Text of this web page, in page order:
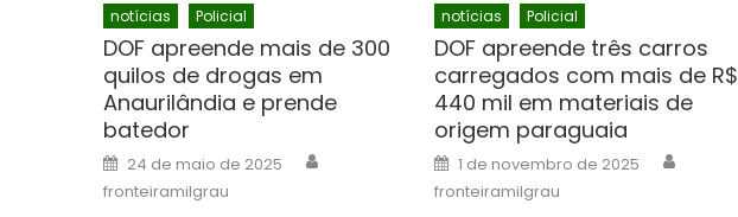
notícias Policial
DOF apreende mais de 300
quilos de drogas em
Anaurilândia e prende
batedor
Posted
on
24 de maio de 2025
fronteiramilgrau
notícias Policial
DOF apreende três carros
carregados com mais de R$
440 mil em materiais de
origem paraguaia
Posted
on
1 de novembro de 2025
fronteiramilgrau